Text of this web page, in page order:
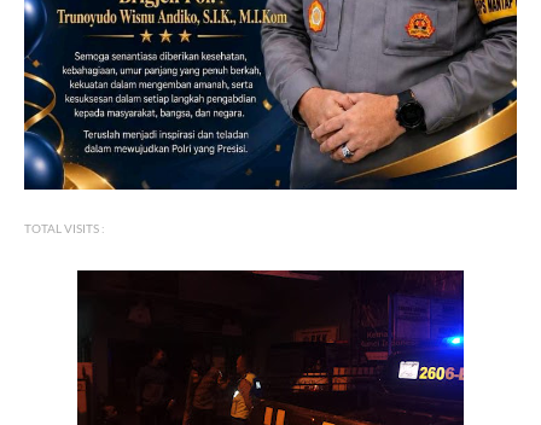
TOTAL VISITS :